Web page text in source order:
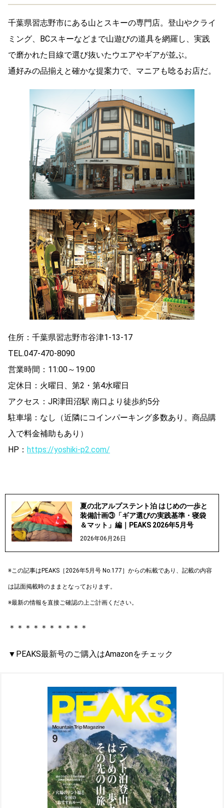
千葉県習志野市にある山とスキーの専門店。登山やクライ
ミング、BCスキーなどまで山遊びの道具を網羅し、実践
で磨かれた目線で選び抜いたウエアやギアが並ぶ。
通好みの品揃えと確かな提案力で、マニアも唸るお店だ。
住所：千葉県習志野市谷津1-13-17
TEL.047-470-8090
営業時間：11:00～19:00
定休日：火曜日、第2・第4水曜日
アクセス：JR津田沼駅 南口より徒歩約5分
駐車場：なし（近隣にコインパーキング多数あり。商品購
入で料金補助もあり）
HP： https://yoshiki-p2.com/
夏の北アルプステント泊 はじめの一歩と
装備計画③「ギア選びの実践基準・寝袋
＆マット」編｜PEAKS 2026年5月号
2026年06月26日
※この記事はPEAKS［2026年5月号 No.177］からの転載であり、記載の内容
は誌面掲載時のままとなっております。
※最新の情報を直接ご確認の上ご計画ください。
＊＊＊＊＊＊＊＊＊＊
▼PEAKS最新号のご購入はAmazonをチェック